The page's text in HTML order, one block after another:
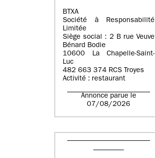
BTXA
Société à Responsabilité
Limitée
Siège social : 2 B rue Veuve
Bénard Bodie
10600 La Chapelle-Saint-
Luc
482 663 374 RCS Troyes
Activité : restaurant
Annonce parue le
07/08/2026